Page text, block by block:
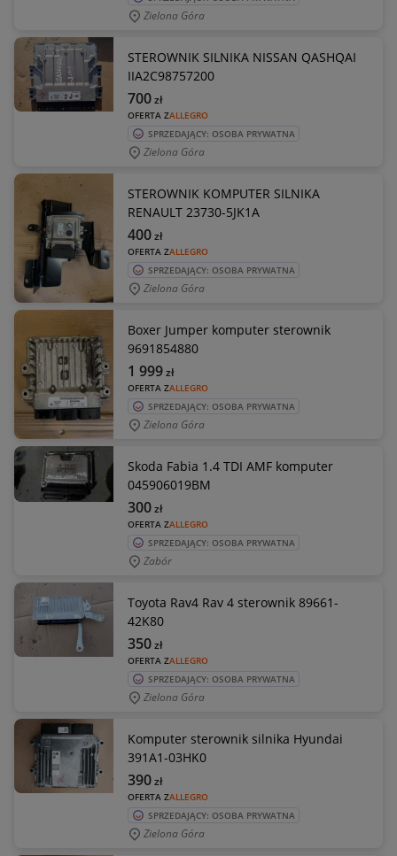
Zielona Góra
STEROWNIK SILNIKA NISSAN QASHQAI
IIA2C98757200
OFERTA ZALLEGRO
700zł
SPRZEDAJĄCY: OSOBA PRYWATNA
Zielona Góra
STEROWNIK KOMPUTER SILNIKA
RENAULT 23730-5JK1A
OFERTA ZALLEGRO
400zł
SPRZEDAJĄCY: OSOBA PRYWATNA
Zielona Góra
Boxer Jumper komputer sterownik
9691854880
OFERTA ZALLEGRO
1 999zł
SPRZEDAJĄCY: OSOBA PRYWATNA
Zielona Góra
Skoda Fabia 1.4 TDI AMF komputer
045906019BM
OFERTA ZALLEGRO
300zł
SPRZEDAJĄCY: OSOBA PRYWATNA
Zabór
Toyota Rav4 Rav 4 sterownik 89661-
42K80
OFERTA ZALLEGRO
350zł
SPRZEDAJĄCY: OSOBA PRYWATNA
Zielona Góra
Komputer sterownik silnika Hyundai
391A1-03HK0
OFERTA ZALLEGRO
390zł
SPRZEDAJĄCY: OSOBA PRYWATNA
Zielona Góra